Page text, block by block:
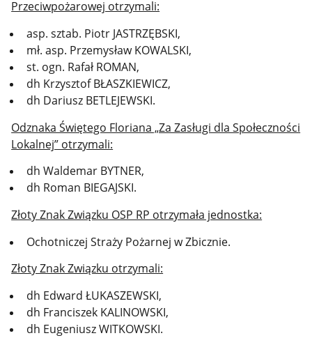
Przeciwpożarowej otrzymali:
asp. sztab. Piotr JASTRZĘBSKI,
mł. asp. Przemysław KOWALSKI,
st. ogn. Rafał ROMAN,
dh Krzysztof BŁASZKIEWICZ,
dh Dariusz BETLEJEWSKI.
Odznaka Świętego Floriana „Za Zasługi dla Społeczności
Lokalnej” otrzymali:
dh Waldemar BYTNER,
dh Roman BIEGAJSKI.
Złoty Znak Związku OSP RP otrzymała jednostka:
Ochotniczej Straży Pożarnej w Zbicznie.
Złoty Znak Związku otrzymali:
dh Edward ŁUKASZEWSKI,
dh Franciszek KALINOWSKI,
dh Eugeniusz WITKOWSKI.